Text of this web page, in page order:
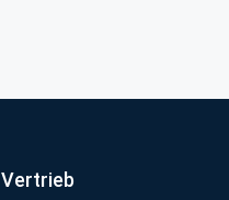
Vertrieb